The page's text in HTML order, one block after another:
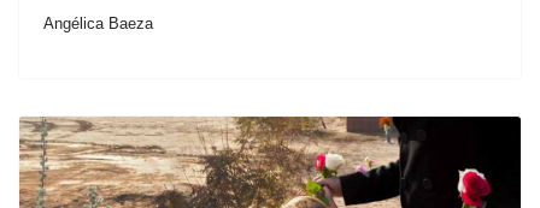
Angélica Baeza